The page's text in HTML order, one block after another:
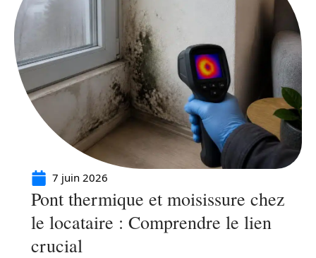
7 juin 2026
Pont thermique et moisissure chez
le locataire : Comprendre le lien
crucial